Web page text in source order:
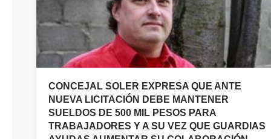
CONCEJAL SOLER EXPRESA QUE ANTE
NUEVA LICITACIÓN DEBE MANTENER
SUELDOS DE 500 MIL PESOS PARA
TRABAJADORES Y A SU VEZ QUE GUARDIAS